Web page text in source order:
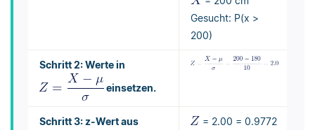
Gesucht: P(x >
200)
Schritt 2: Werte in
einsetzen.
Schritt 3: z-Wert aus
= 2.00 = 0.9772